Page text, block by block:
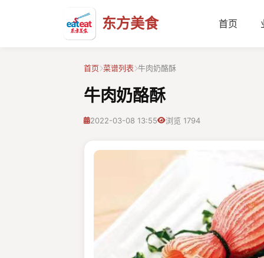
东方美食 首页
首页 菜谱列表 牛肉奶酪酥
牛肉奶酪酥
2022-03-08 13:55 浏览 1794